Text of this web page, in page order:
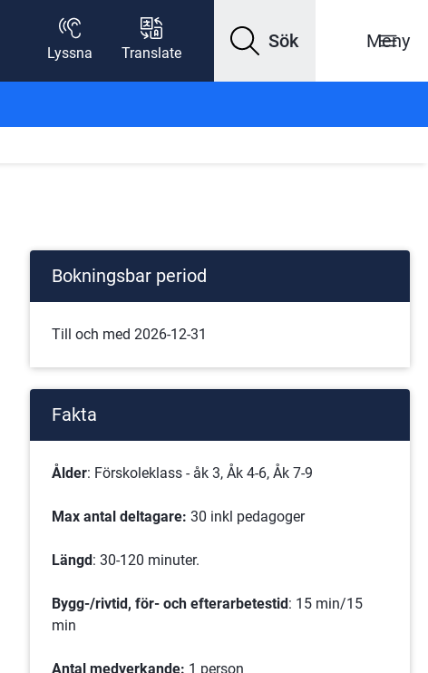
Lyssna Translate
Sök Meny
Bokningsbar period
Till och med 2026-12-31
Fakta
Ålder: Förskoleklass - åk 3, Åk 4-6, Åk 7-9
Max antal deltagare: 30 inkl pedagoger
Längd: 30-120 minuter.
Bygg-/rivtid, för- och efterarbetestid: 15 min/15
min
Antal medverkande: 1 person